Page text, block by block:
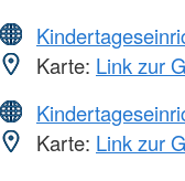
Karte: Link zur
Karte: Link zur